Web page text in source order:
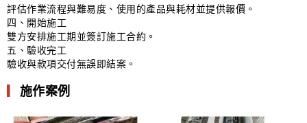
評估作業流程與難易度、使用的產品與耗材並提供報價。
四、開始施工
雙方安排施工期並簽訂施工合約。
五、驗收完工
驗收與款項交付無誤即結案。
施作案例